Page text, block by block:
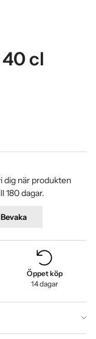
cl
dig när produkten
180 dagar.
Bevaka
Öppet köp
14 dagar